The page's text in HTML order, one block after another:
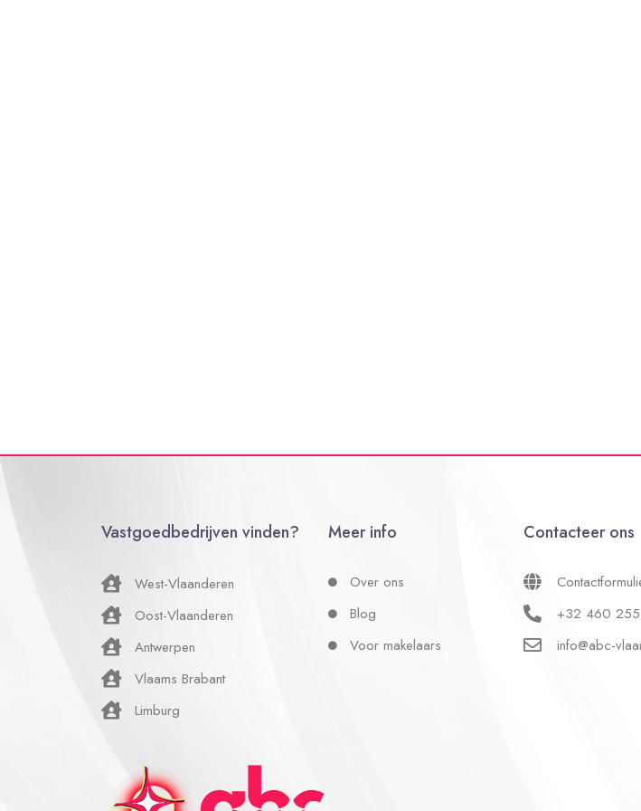
Vastgoedbedrijven vinden?
West-Vlaanderen
Oost-Vlaanderen
Antwerpen
Vlaams Brabant
Limburg
Meer info
Over ons
Blog
Voor makelaars
Contacteer ons
+32 460
info@abc-